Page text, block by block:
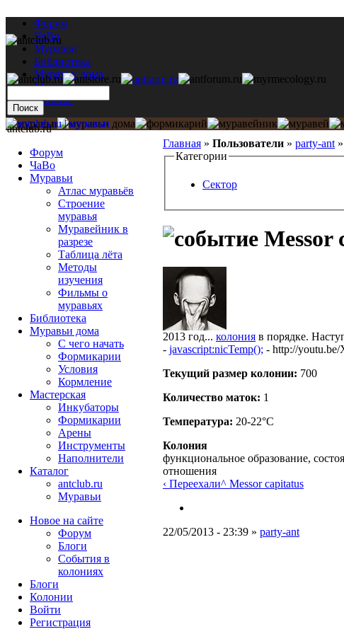
Форум
ЧаВо
Муравьи
Библиотека
Муравьи дома
Мастерская
Каталог
Главная » Пользователи » party-ant »
Категории
Сектор
Messor
2013 год... колония в порядке.
- javascript:nicTemp(); - http://
Текущий размер кoлонии: 700
Количество маток: 1
Температура: 20-22°C
Колония
функциональное образование,
отношения
‹ Переехали^ Messor capitatus
22/05/2013 - 23:39 » party-ant
antclub.ru
Форум
ЧаВо
Муравьи
Атлас муравьёв
Строение
муравья
Муравейник в
разрезе
Таблица лёта
Методы
изучения
Фильмы о
муравьях
Библиотека
Муравьи дома
С чего начать
Формикарии
Условия
Кормление
Мастерская
Инкубаторы
Формикарии
Арены
Инструменты
Наполнители
Каталог
antclub.ru
Муравьи
Новое на сайте
Форум
Блоги
События в
колониях
Блоги
Колонии
Войти
Peгиcтpaция